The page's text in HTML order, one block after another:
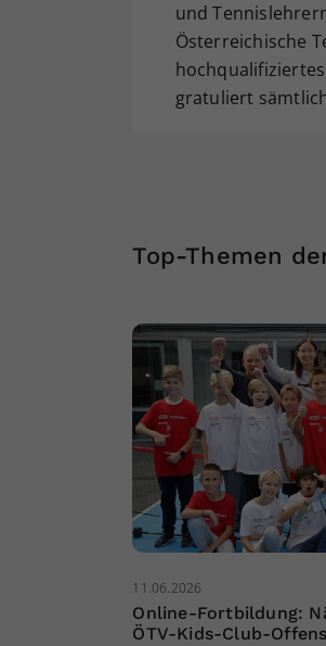
und
Österreichische
gratuliert
Top-Themen
11.06.2026
Online-Fortbildung:
ÖTV-Kids-Club-